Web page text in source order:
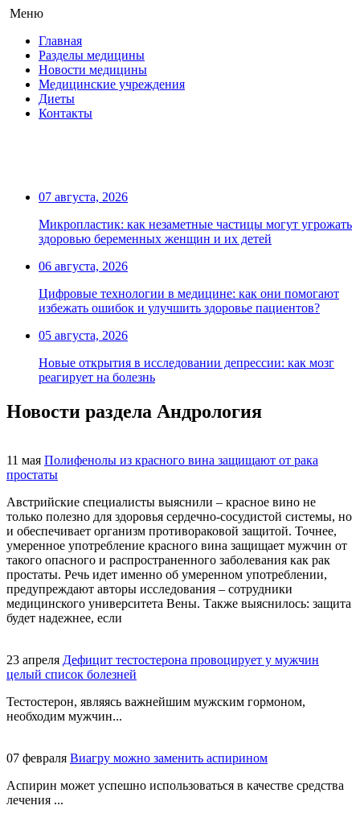
Меню
Главная
Разделы медицины
Новости медицины
Медицинские учреждения
Диеты
Контакты
07 августа, 2026
Микропластик: как незаметные частицы могут угрожать
здоровью беременных женщин и их детей
06 августа, 2026
Цифровые технологии в медицине: как они помогают
избежать ошибок и улучшить здоровье пациентов?
05 августа, 2026
Новые открытия в исследовании депрессии: как мозг
реагирует на болезнь
Новости раздела Андрология
11 мая Полифенолы из красного вина защищают от рака
простаты
Австрийские специалисты выяснили – красное вино не
только полезно для здоровья сердечно-сосудистой системы, но
и обеспечивает организм противораковой защитой. Точнее,
умеренное употребление красного вина защищает мужчин от
такого опасного и распространенного заболевания как рак
простаты. Речь идет именно об умеренном употреблении,
предупреждают авторы исследования – сотрудники
медицинского университета Вены. Также выяснилось: защита
будет надежнее, если
23 апреля Дефицит тестостерона провоцирует у мужчин
целый список болезней
Тестостерон, являясь важнейшим мужским гормоном,
необходим мужчин...
07 февраля Виагру можно заменить аспирином
Аспирин может успешно использоваться в качестве средства
лечения ...